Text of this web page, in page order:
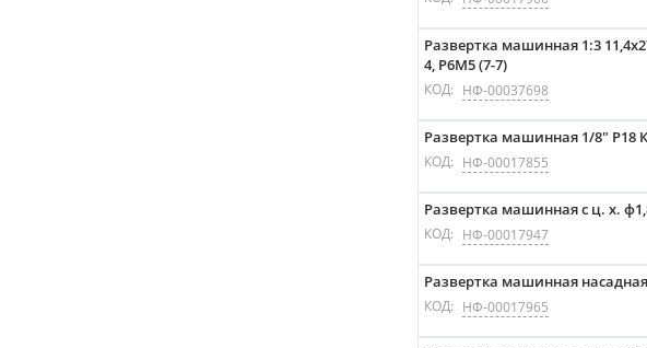
Развертка машинная 1:3
4, P6M5 (7-7)
КОД: НФ-00037698
Развертка машинная 1/8" Р18
КОД: НФ-00017855
Развертка машинная с ц. х.
КОД: НФ-00017947
Развертка машинная
КОД: НФ-00017965